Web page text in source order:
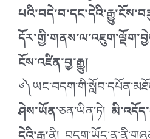
ངོས་འཛིན་བྱ་རྒྱུ།
ཤེས་ཡོན་ཅན་ཡིན་ཏེ།